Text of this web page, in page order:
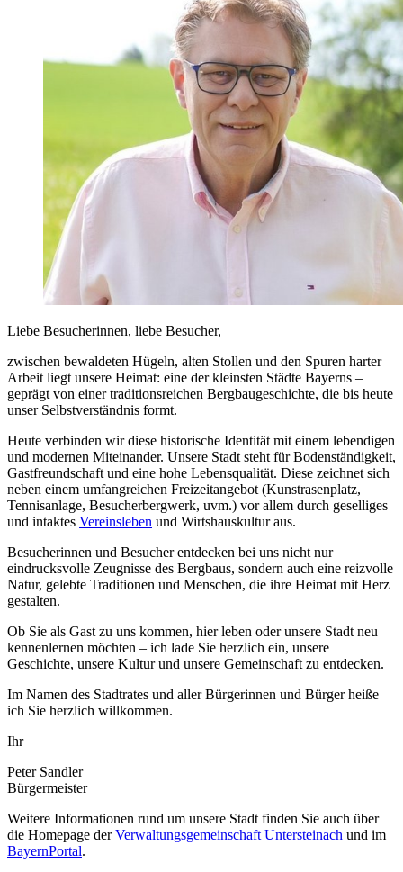
Liebe Besucherinnen, liebe Besucher,
zwischen bewaldeten Hügeln, alten Stollen und den Spuren harter
Arbeit liegt unsere Heimat: eine der kleinsten Städte Bayerns –
geprägt von einer traditionsreichen Bergbaugeschichte, die bis heute
unser Selbstverständnis formt.
Heute verbinden wir diese historische Identität mit einem lebendigen
und modernen Miteinander. Unsere Stadt steht für Bodenständigkeit,
Gastfreundschaft und eine hohe Lebensqualität. Diese zeichnet sich
neben einem umfangreichen Freizeitangebot (Kunstrasenplatz,
Tennisanlage, Besucherbergwerk, uvm.) vor allem durch geselliges
und intaktes Vereinsleben und Wirtshauskultur aus.
Besucherinnen und Besucher entdecken bei uns nicht nur
eindrucksvolle Zeugnisse des Bergbaus, sondern auch eine reizvolle
Natur, gelebte Traditionen und Menschen, die ihre Heimat mit Herz
gestalten.
Ob Sie als Gast zu uns kommen, hier leben oder unsere Stadt neu
kennenlernen möchten – ich lade Sie herzlich ein, unsere
Geschichte, unsere Kultur und unsere Gemeinschaft zu entdecken.
Im Namen des Stadtrates und aller Bürgerinnen und Bürger heiße
ich Sie herzlich willkommen.
Ihr
Peter Sandler
Bürgermeister
Weitere Informationen rund um unsere Stadt finden Sie auch über
die Homepage derVerwaltungsgemeinschaft Untersteinach und im
BayernPortal.